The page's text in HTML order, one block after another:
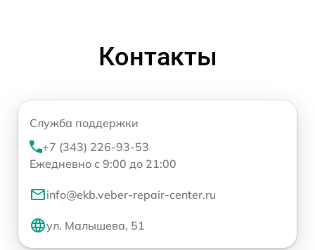
Контакты
Служба поддержки
+7 (343) 226-93-53
Ежедневно с 9:00 до 21:00
info@ekb.veber-repair-center.ru
ул. Малышева, 51